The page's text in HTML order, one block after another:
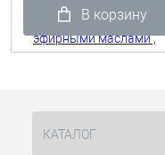
В корзину
КАТАЛОГ